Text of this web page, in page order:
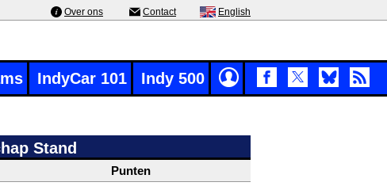
Over ons Contact English
IndyCar 101 Indy 500
Stand
Punten